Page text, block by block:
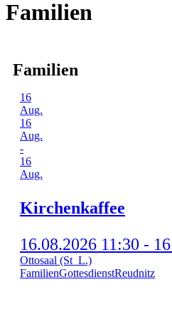
Familien
Familien
16
Aug.
16
Aug.
-
16
Aug.
Kir­chen­kaf­fee
16.08.2026 11:30 -
Ottosaal (St_L.)
FamilienGottesdienstReudnitz